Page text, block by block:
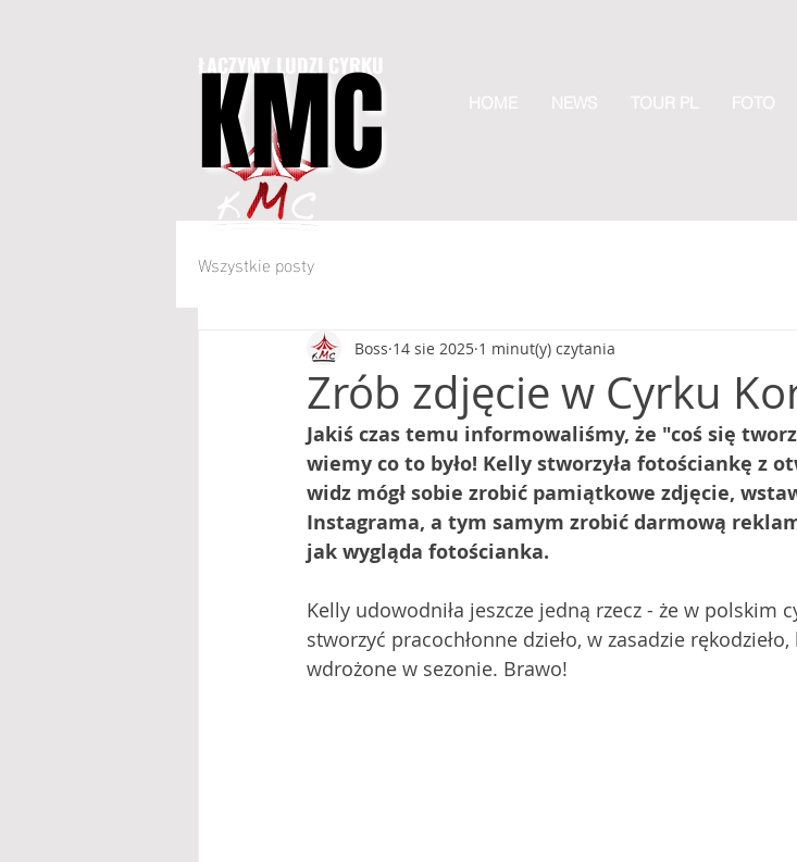
ŁĄCZYMY LUDZI CYRKU
KMC
KMC HOME NEWS TOUR PL FOTO
Wszystkie posty
Zrób zdjęcie w Cyrku
Boss 14 sie 2025 1 minut(y) czytania
Jakiś czas temu informowaliśmy, że "coś się
wiemy co to było! Kelly stworzyła fotościankę z
widz mógł sobie zrobić pamiątkowe zdjęcie,
Instagrama, a tym samym zrobić darmową
jak wygląda fotościanka.
Kelly udowodniła jeszcze jedną rzecz - że w polskim
stworzyć pracochłonne dzieło, w zasadzie
wdrożone w sezonie. Brawo!